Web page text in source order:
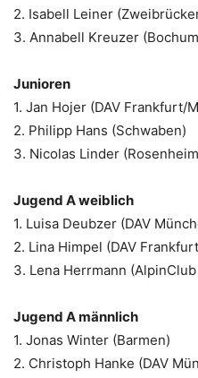
2. Isabell Leiner
3. Annabell Kreuzer
Junioren
1. Jan Hojer (DAV Frankfurt/
2. Philipp Hans (Schwaben)
3. Nicolas Linder
Jugend A weiblich
1. Luisa Deubzer (DAV
2. Lina Himpel (DAV
3. Lena Herrmann
Jugend A männlich
1. Jonas Winter (Barmen)
2. Christoph Hanke (DAV